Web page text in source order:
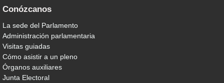
Conózcanos
La sede del Parlamento
Administración parlamentaria
Visitas guiadas
Cómo asistir a un pleno
Órganos auxiliares
Junta Electoral